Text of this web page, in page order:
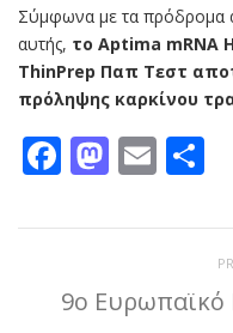
Σύμφωνα με τα πρόδρομα
αυτής, το Aptima mRNA
ThinPrep Παπ Τεστ
πρόληψης καρκίνου
Facebook
Email
9ο Ευρωπαϊκό